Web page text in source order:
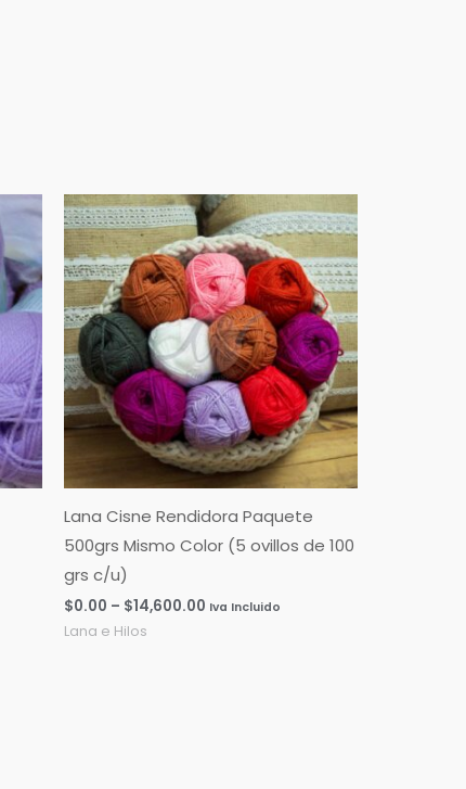
Lana Cisne Rendidora Paquete
500grs Mismo Color (5 ovillos de 100
grs c/u)
$0.00 – $14,600.00
Rango
de
precios:
desde
$0.00
hasta
$14,600.00
Iva Incluido
Lana e Hilos